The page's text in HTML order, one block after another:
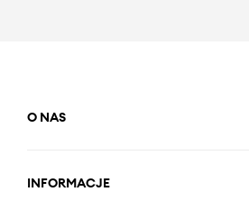
O NAS
INFORMACJE